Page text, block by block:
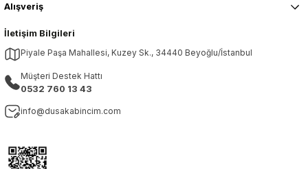
İletişim Bilgileri
Piyale Paşa Mahallesi, Kuzey Sk., 34440 Beyoğlu/İstanbul
Müşteri Destek Hattı
0532 760 13 43
info@dusakabincim.com
Alışveriş